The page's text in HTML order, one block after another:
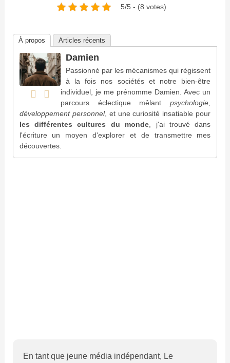
5/5 - (8 votes)
À propos Articles récents
Damien
Passionné par les mécanismes qui régissent
à la fois nos sociétés et notre bien-être
individuel, je me prénomme Damien. Avec un
parcours éclectique mêlantpsychologie
développement personnel, et une curiosité insatiable pour
les différentes cultures du monde , j'ai trouvé dans
l'écriture un moyen d'explorer et de transmettre mes
découvertes.
En tant que jeune média indépendant, Le